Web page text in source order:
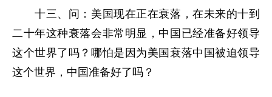
十三、问：美国现在正在衰落，在未来的十到
二十年这种衰落会非常明显，中国已经准备好领导
这个世界了吗？哪怕是因为美国衰落中国被迫领导
这个世界，中国准备好了吗？